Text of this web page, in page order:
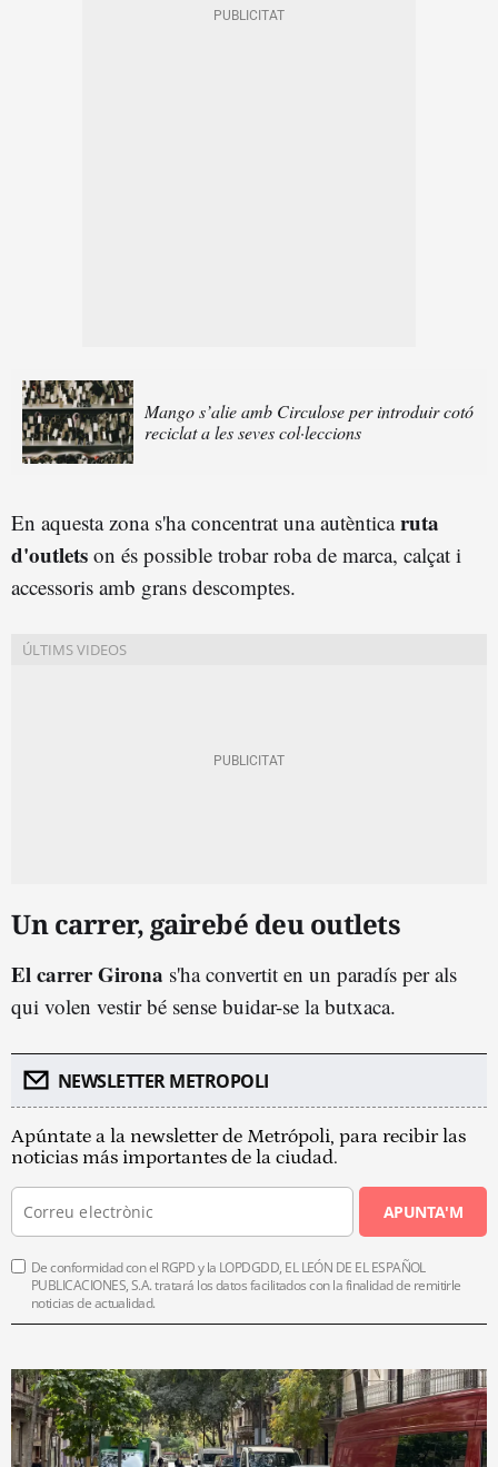
Mango s’alie amb Circulose per introduir cotó
reciclat a les seves col·leccions
En aquesta zona s'ha concentrat una autènticaruta
d'outlets on és possible trobar roba de marca, calçat i
accessoris amb grans descomptes.
Un carrer, gairebé deu outlets
El carrer Girona s'ha convertit en un paradís per als
qui volen vestir bé sense buidar-se la butxaca.
NEWSLETTER METROPOLI
Apúntate a la newsletter de Metrópoli, para recibir las
noticias más importantes de la ciudad.
APUNTA'M
De conformidad con el RGPD y la LOPDGDD, EL LEÓN DE EL ESPAÑOL
PUBLICACIONES, S.A. tratará los datos facilitados con la finalidad de remitirle
noticias de actualidad.